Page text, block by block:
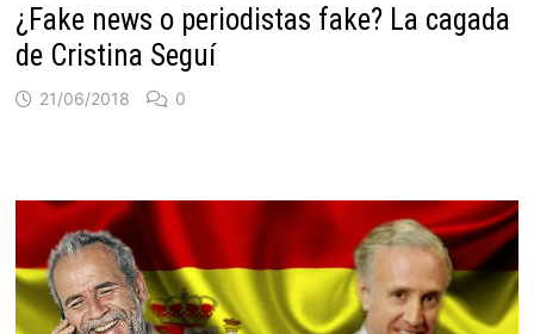
¿Fake news o periodistas fake? La cagada
de Cristina Seguí
21/06/2018 0